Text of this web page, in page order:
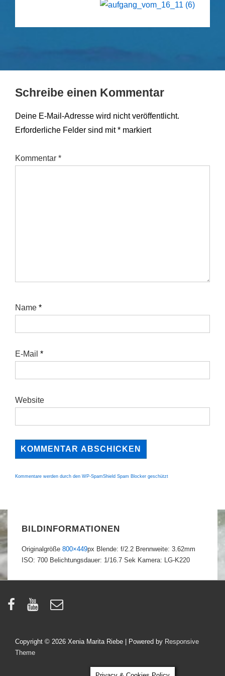
Schreibe einen Kommentar
Deine E-Mail-Adresse wird nicht veröffentlicht.
Erforderliche Felder sind mit* markiert
Kommentar *
Name *
E-Mail *
Website
Kommentare werden durch den WP-SpamShield Spam Blocker geschützt
BILDINFORMATIONEN
Originalgröße 800×449px Blende: f/2.2 Brennweite: 3.62mm
ISO: 700 Belichtungsdauer: 1/16.7 Sek Kamera: LG-K220
Copyright © 2026 Xenia Marita Riebe | Powered by Responsive
Theme